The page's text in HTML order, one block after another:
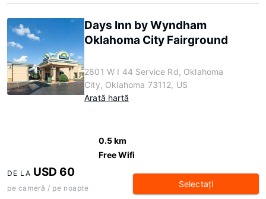
Days Inn by Wyndham
Oklahoma City Fairground
2801 W I 44 Service Rd, Oklahoma
City, Oklahoma 73112, US
Arată hartă
0.5 km
Free Wifi
DE LA USD 60
pe cameră / pe noapte Selectaţi